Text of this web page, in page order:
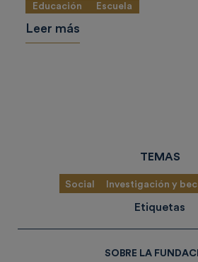
Educación Escuela
Leer más
TEMAS
Social Investigación y
Etiquetas
SOBRE LA